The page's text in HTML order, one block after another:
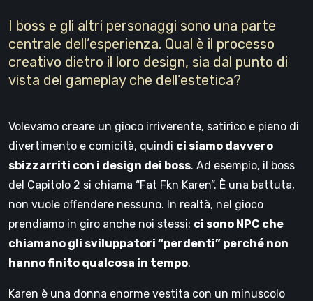
I boss e gli altri personaggi sono una parte
centrale dell’esperienza. Qual è il processo
creativo dietro il loro design, sia dal punto di
vista del gameplay che dell’estetica?
Volevamo creare un gioco irriverente, satirico e pieno di
divertimento e comicità, quindi ci siamo davvero
sbizzarriti con i design dei boss. Ad esempio, il boss
del Capitolo 2 si chiama “Fat Fkn Karen”. È una battuta,
non vuole offendere nessuno. In realtà, nel gioco
prendiamo in giro anche noi stessi: ci sono NPC che
chiamano gli sviluppatori “perdenti” perché non
hanno finito qualcosa in tempo.
Karen è una donna enorme vestita con un minuscolo